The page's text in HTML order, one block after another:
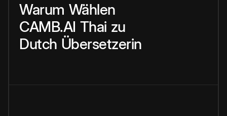
Warum Wählen
CAMB.AI Thai zu
Dutch Übersetzerin